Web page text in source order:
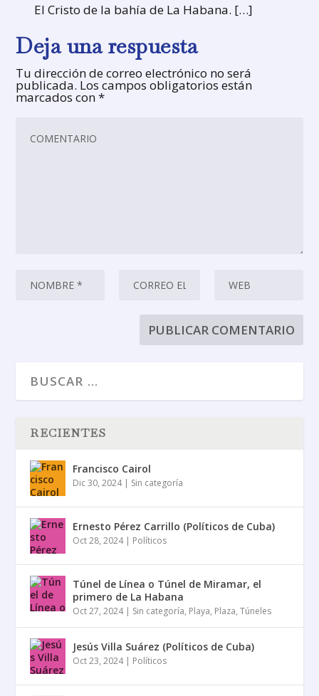
El Cristo de la bahía de La Habana. […]
Deja una respuesta
Tu dirección de correo electrónico no será
publicada. Los campos obligatorios están
marcados con*
RECIENTES
Francisco Cairol
Dic 30, 2024| Sin categoría
Ernesto Pérez Carrillo (Políticos de Cuba)
Oct 28, 2024| Políticos
Túnel de Línea o Túnel de Miramar, el
primero de La Habana
Oct 27, 2024| Sin categoría, Playa, Plaza,Túneles
Jesús Villa Suárez (Políticos de Cuba)
Oct 23, 2024| Políticos